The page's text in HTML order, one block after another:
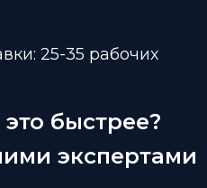
25-35 рабочих
быстрее?
экспертами